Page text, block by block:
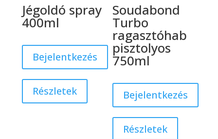
Jégoldó spray
400ml
Bejelentkezés
Részletek
Soudabond
Turbo
ragasztóhab
pisztolyos
750ml
Bejelentkezés
Részletek